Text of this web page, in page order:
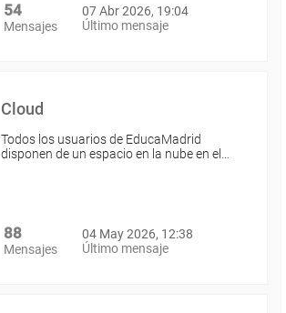
54
Mensajes
07 Abr 2026, 19:04
Último mensaje
Cloud
Todos los usuarios de EducaMadrid
disponen de un espacio en la nube en el…
88
Mensajes
04 May 2026, 12:38
Último mensaje